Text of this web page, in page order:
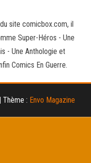
site comicbox.com, il
Super-Héros - Une
- Une Anthologie et
Comics En Guerre.
| Thème : Envo Magazine